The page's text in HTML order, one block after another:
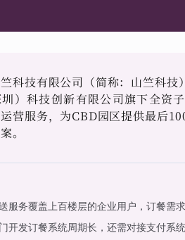
科技有限公司（简称：山竺科
）科技创新有限公司旗下全资
营服务，为CBD园区提供最后
。
服务覆盖上百楼层的企业用户，订餐需
开发订餐系统周期长，还需对接支付系